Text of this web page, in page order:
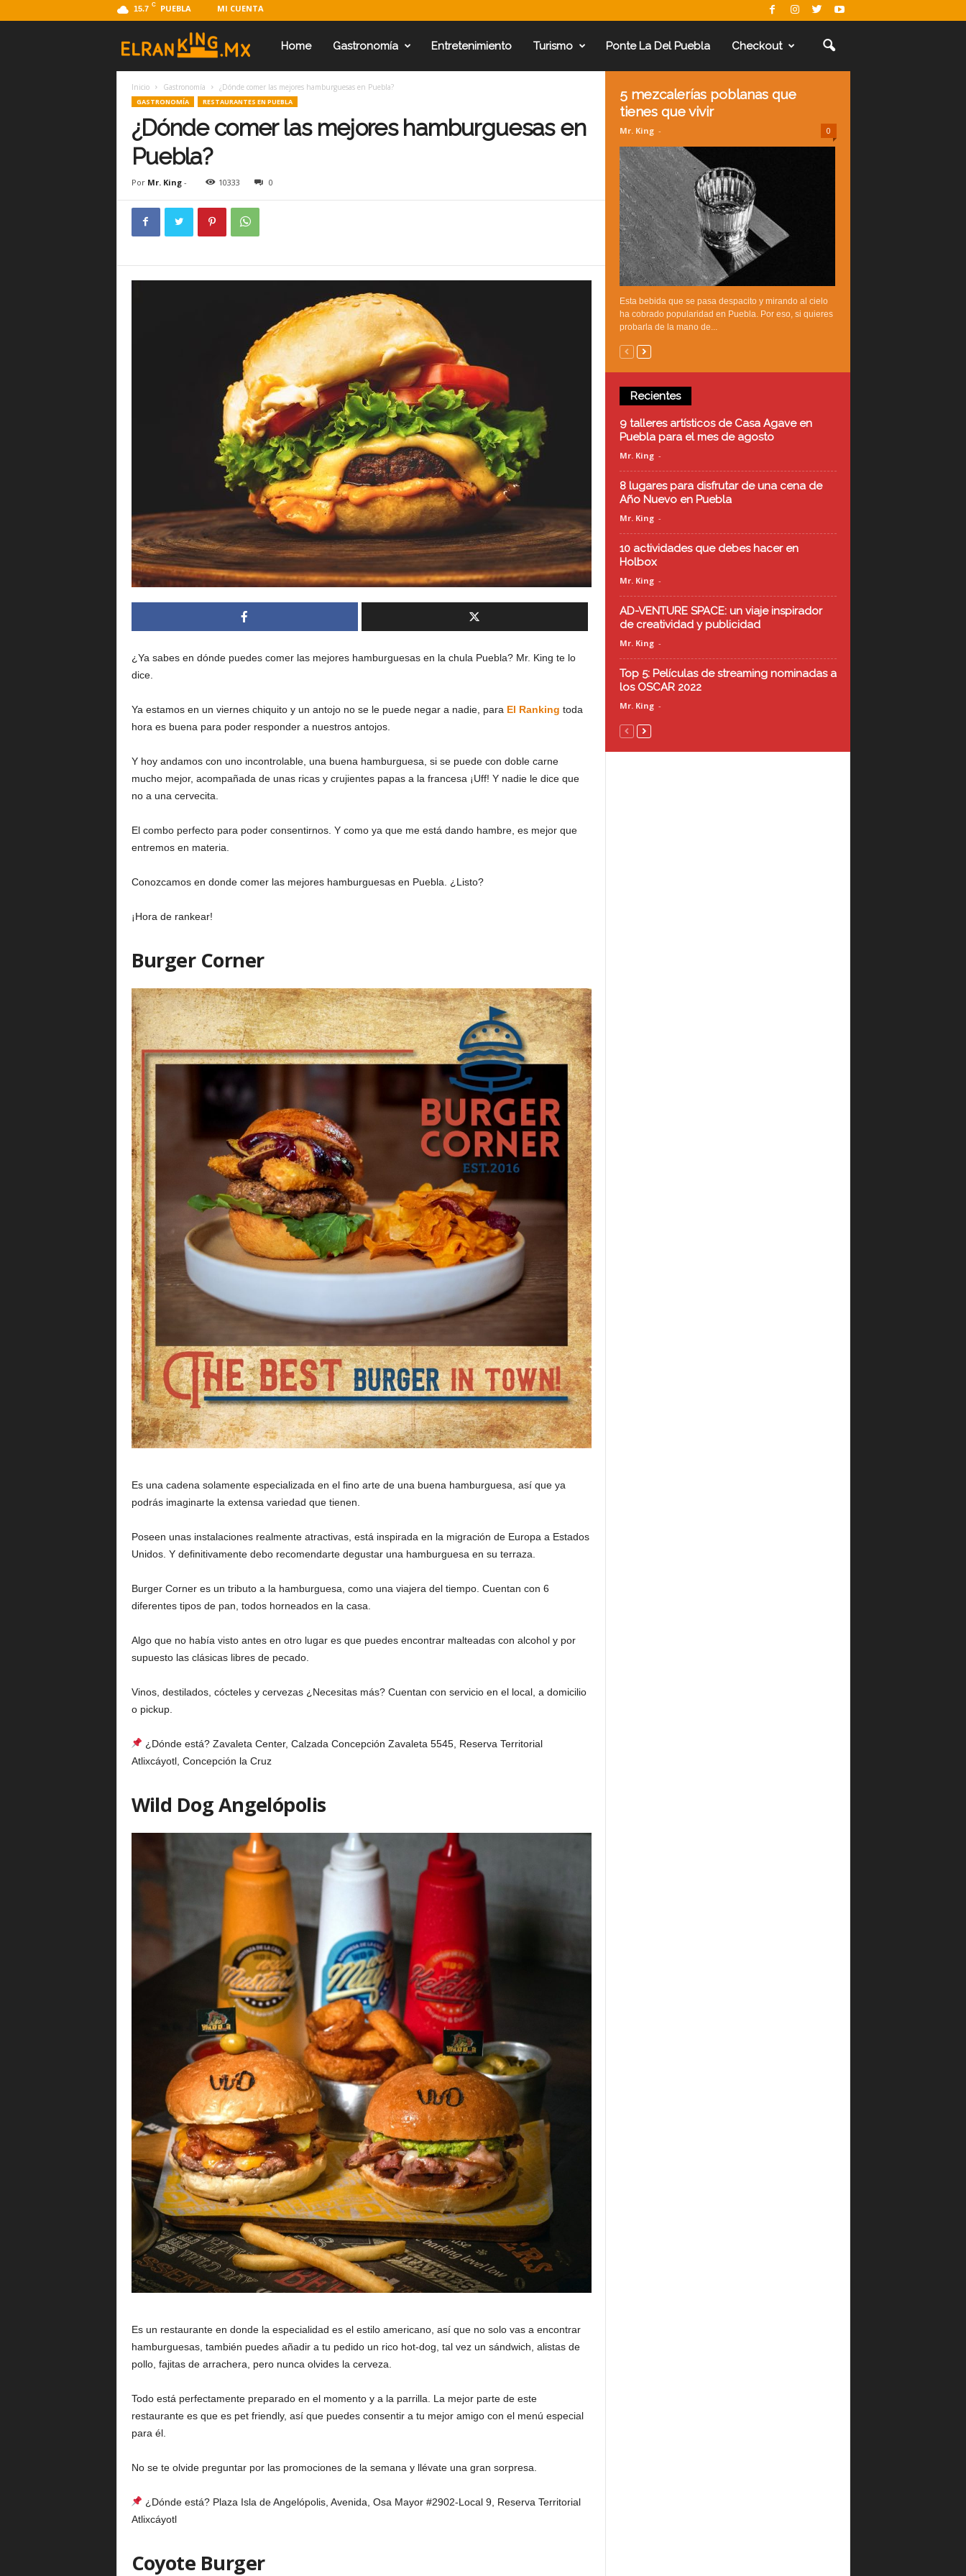
15.7 C PUEBLA MI CUENTA
l
i
n
g
.
m
Home Gastronomía Entretenimiento Turismo Ponte La Del Puebla Checkout
Inicio Gastronomía ¿Dónde comer las mejores hamburguesas en Puebla?
GASTRONOMÍA RESTAURANTES EN PUEBLA
¿Dónde comer las mejores hamburguesas en
Puebla?
Por Mr. King- 10333 0
¿Ya sabes en dónde puedes comer las mejores hamburguesas en la chula Puebla? Mr. King te lo
dice.
Ya estamos en un viernes chiquito y un antojo no se le puede negar a nadie, para El Ranking toda
hora es buena para poder responder a nuestros antojos.
Y hoy andamos con uno incontrolable, una buena hamburguesa, si se puede con doble carne
mucho mejor, acompañada de unas ricas y crujientes papas a la francesa ¡Uff! Y nadie le dice que
no a una cervecita.
El combo perfecto para poder consentirnos. Y como ya que me está dando hambre, es mejor que
entremos en materia.
Conozcamos en donde comer las mejores hamburguesas en Puebla. ¿Listo?
¡Hora de rankear!
Burger Corner
Es una cadena solamente especializada en el fino arte de una buena hamburguesa, así que ya
podrás imaginarte la extensa variedad que tienen.
Poseen unas instalaciones realmente atractivas, está inspirada en la migración de Europa a Estados
Unidos. Y definitivamente debo recomendarte degustar una hamburguesa en su terraza.
Burger Corner es un tributo a la hamburguesa, como una viajera del tiempo. Cuentan con 6
diferentes tipos de pan, todos horneados en la casa.
Algo que no había visto antes en otro lugar es que puedes encontrar malteadas con alcohol y por
supuesto las clásicas libres de pecado.
Vinos, destilados, cócteles y cervezas ¿Necesitas más? Cuentan con servicio en el local, a domicilio
o pickup.
¿Dónde está? Zavaleta Center, Calzada Concepción Zavaleta 5545, Reserva Territorial
Atlixcáyotl, Concepción la Cruz
Wild Dog Angelópolis
Es un restaurante en donde la especialidad es el estilo americano, así que no solo vas a encontrar
hamburguesas, también puedes añadir a tu pedido un rico hot-dog, tal vez un sándwich, alistas de
pollo, fajitas de arrachera, pero nunca olvides la cerveza.
Todo está perfectamente preparado en el momento y a la parrilla. La mejor parte de este
restaurante es que es pet friendly, así que puedes consentir a tu mejor amigo con el menú especial
para él.
No se te olvide preguntar por las promociones de la semana y llévate una gran sorpresa.
¿Dónde está? Plaza Isla de Angelópolis, Avenida, Osa Mayor #2902-Local 9, Reserva Territorial
Atlixcáyotl
Coyote Burger
5 mezcalerías poblanas que
tienes que vivir
Mr. King - 0
Esta bebida que se pasa despacito y mirando al cielo
ha cobrado popularidad en Puebla. Por eso, si quieres
probarla de la mano de...
Recientes
9 talleres artísticos de Casa Agave en
Puebla para el mes de agosto
Mr. King -
8 lugares para disfrutar de una cena de
Año Nuevo en Puebla
Mr. King -
10 actividades que debes hacer en
Holbox
Mr. King -
AD-VENTURE SPACE: un viaje inspirador
de creatividad y publicidad
Mr. King -
Top 5: Películas de streaming nominadas a
los OSCAR 2022
Mr. King -